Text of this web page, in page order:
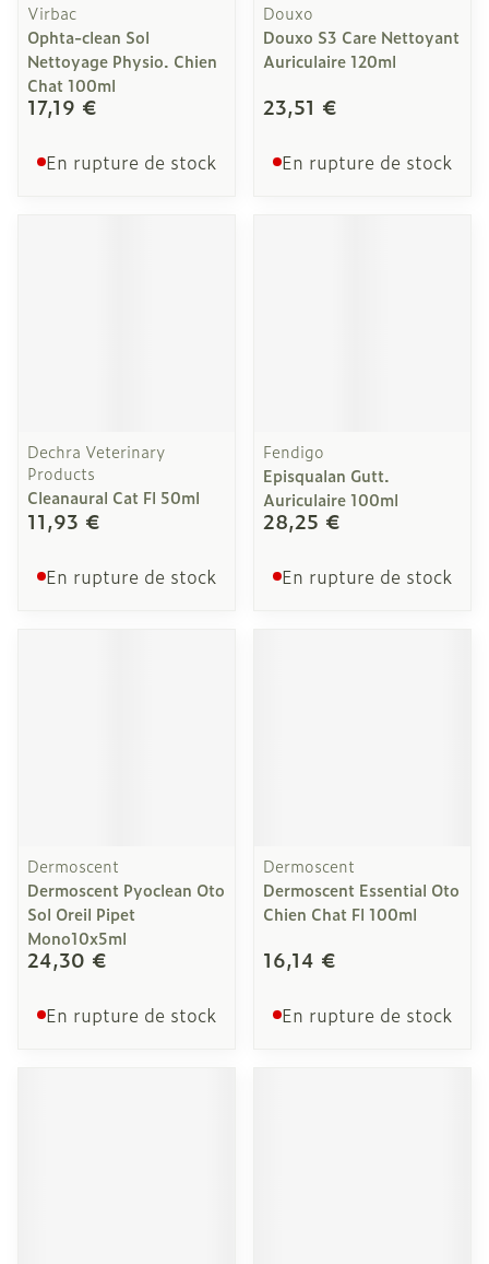
Virbac
Ophta-clean Sol
Nettoyage Physio. Chien
Chat 100ml
17,19 €
En rupture de stock
Douxo
Douxo S3 Care Nettoyant
Auriculaire 120ml
23,51 €
En rupture de stock
Dechra Veterinary
Products
Cleanaural Cat Fl 50ml
11,93 €
En rupture de stock
Fendigo
Episqualan Gutt.
Auriculaire 100ml
28,25 €
En rupture de stock
Dermoscent
Dermoscent Pyoclean Oto
Sol Oreil Pipet
Mono10x5ml
24,30 €
En rupture de stock
Dermoscent
Dermoscent Essential Oto
Chien Chat Fl 100ml
16,14 €
En rupture de stock